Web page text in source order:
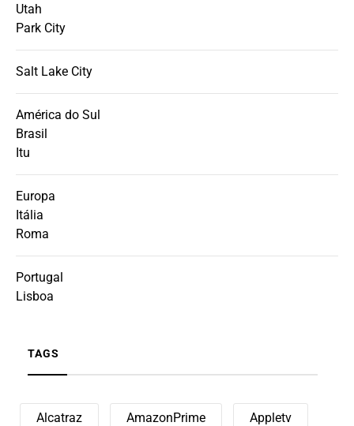
Utah
Park City
Salt Lake City
América do Sul
Brasil
Itu
Europa
Itália
Roma
Portugal
Lisboa
TAGS
Alcatraz AmazonPrime Appletv